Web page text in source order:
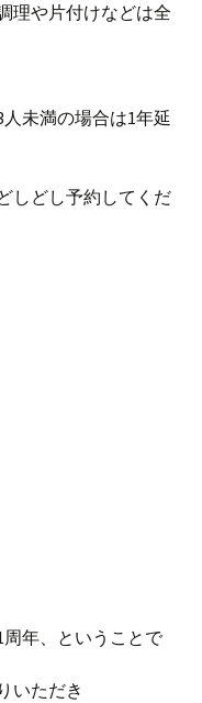
理や片付けなどは全
人未満の場合は1年延
しどし予約してくだ
年、ということで
いただき